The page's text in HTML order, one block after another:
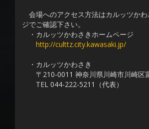
会場へのアクセス方法はカルッツか
ジでご確認下さい。
・カルッツかわさきホームページ
http://culttz.city.kawasaki.jp/
・カルッツかわさき
〒210-0011 神奈川県川崎市川崎区
TEL 044-222-5211（代表）